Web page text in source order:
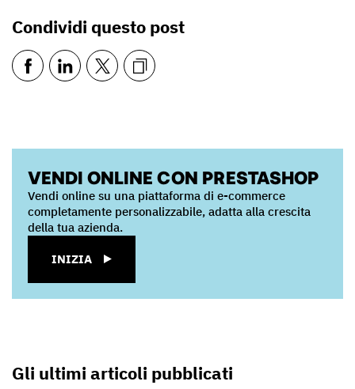
Condividi questo post
VENDI ONLINE CON PRESTASHOP
Vendi online su una piattaforma di e-commerce
completamente personalizzabile, adatta alla crescita
della tua azienda.
INIZIA
Gli ultimi articoli pubblicati